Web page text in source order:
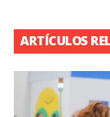
ARTÍCULOS